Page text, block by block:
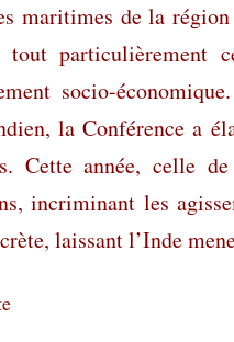
maritimes de la
tout particulièrement
socio-
la Conférence a
Cette année, celle
incriminant les
laissant l’Inde